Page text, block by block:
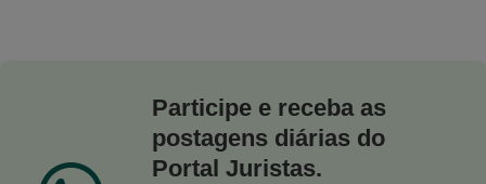
Participe e receba as
postagens diárias do
Portal Juristas.